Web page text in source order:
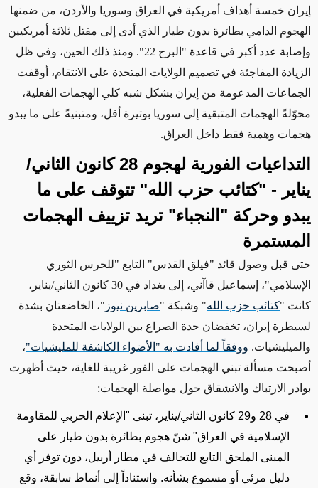
إيران خمسة أهداف أمريكية في العراق وسوريا والأردن، من ضمنها
الهجوم الدامي بطائرة بدون طيار الذي أدى إلى مقتل ثلاثة أمريكيين
وإصابة عدد أكبر في قاعدة "البرج 22". ومنذ ذلك الحين، وفي ظل
الزيادة المفاجئة في تصميم الولايات المتحدة على الانتقام، أوقفت
الجماعات المدعومة من إيران بشكل شبه كلي الهجمات الفعلية،
محوّلةً الهجمات المتبقية إلى سوريا بوتيرة أقل، ومتبنيةً على ما يبدو
هجمات وهمية فقط داخل العراق.
التداعيات الفورية لهجوم
28 كانون الثاني/
يناير - "كتائب حزب الله" تتوقف على ما
يبدو وحركة "النجباء" تريد تزييف الهجمات
المستمرة
حتى قبل وصول قائد "فيلق القدس" التابع "للحرس الثوري
الإسلامي"، إسماعيل قاآني، إلى بغداد في 30 كانون الثاني/يناير،
كانت "كتائب حزب الله" وشبكة "صابرين نيوز "، الخاضعتان بشدة
لسيطرة إيران، تخفضان حدة الصراع بين الولايات المتحدة
والميليشيات. ووفقاً لما أفادت به "الأضواء الكاشفة للمليشيات"،
أصبحت مسألة تبني الهجمات على الفور غريبة للغاية، حيث أظهرت
بوادر الارتباك والانشقاق حول مواصلة الهجمات:
في 28 و29 كانون الثاني/يناير، تبنى "الإعلام الحربي للمقاومة
الإسلامية في العراق" شنّ هجوم بطائرة بدون طيار على
المبنى الملحق التابع للتحالف في مطار أربيل، دون توفر أي
دليل مرئي أو مسموع بشأنه. واستناداً إلى أنماط سابقة، وقع